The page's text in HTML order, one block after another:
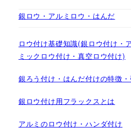
銀ロウ・アルミロウ・はんだ
ロウ付け基礎知識(銀ロウ付け・
ミックロウ付け・真空ロウ付け)
銀ろう付け・はんだ付けの特徴
銀ロウ付け用フラックスとは
アルミのロウ付け・ハンダ付け